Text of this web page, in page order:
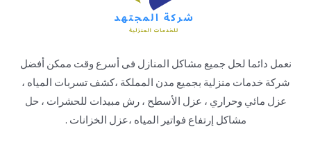
نعمل دائما لحل جميع مشاكل المنازل فى أسرع وقت ممكن أفضل
شركة خدمات منزلية بجميع مدن المملكة ،كشف تسربات المياه ،
عزل مائي وحراري ، عزل الأسطح ، رش مبيدات للحشرات ، حل
مشاكل إرتفاع فواتير المياه ،عزل الخزانات .